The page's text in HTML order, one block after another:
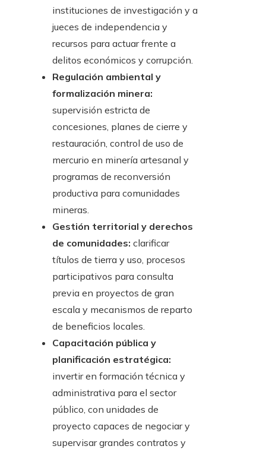
instituciones de investigación y a
jueces de independencia y
recursos para actuar frente a
delitos económicos y corrupción.
Regulación ambiental y
formalización minera:
supervisión estricta de
concesiones, planes de cierre y
restauración, control de uso de
mercurio en minería artesanal y
programas de reconversión
productiva para comunidades
mineras.
Gestión territorial y derechos
de comunidades: clarificar
títulos de tierra y uso, procesos
participativos para consulta
previa en proyectos de gran
escala y mecanismos de reparto
de beneficios locales.
Capacitación pública y
planificación estratégica:
invertir en formación técnica y
administrativa para el sector
público, con unidades de
proyecto capaces de negociar y
supervisar grandes contratos y